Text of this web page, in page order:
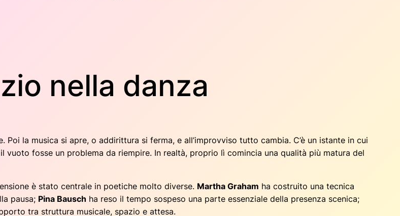
nella danza
la musica si apre, o addirittura si ferma, e all’improvviso tutto cambia. C’è un istante in cui
vuoto fosse un problema da riempire. In realtà, proprio lì comincia una qualità più matura del
è stato centrale in poetiche molto diverse. Martha Graham ha costruito una tecnica
pausa; Pina Bausch ha reso il tempo sospeso una parte essenziale della presenza scenica;
tra struttura musicale, spazio e attesa.